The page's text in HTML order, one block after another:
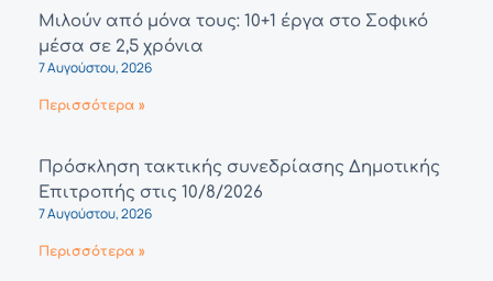
Μιλούν από μόνα τους: 10+1 έργα στο Σοφικό
μέσα σε 2,5 χρόνια
7 Αυγούστου, 2026
Περισσότερα »
Πρόσκληση τακτικής συνεδρίασης Δημοτικής
Επιτροπής στις 10/8/2026
7 Αυγούστου, 2026
Περισσότερα »